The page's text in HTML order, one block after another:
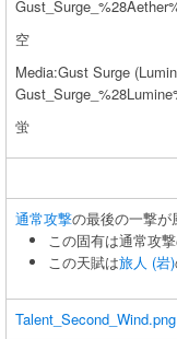
空
Media:Gust Surge
蛍
通常攻撃の最後の一撃
この固有は通常攻
この天賦は旅人 (岩)
Talent_Second_Wind.png